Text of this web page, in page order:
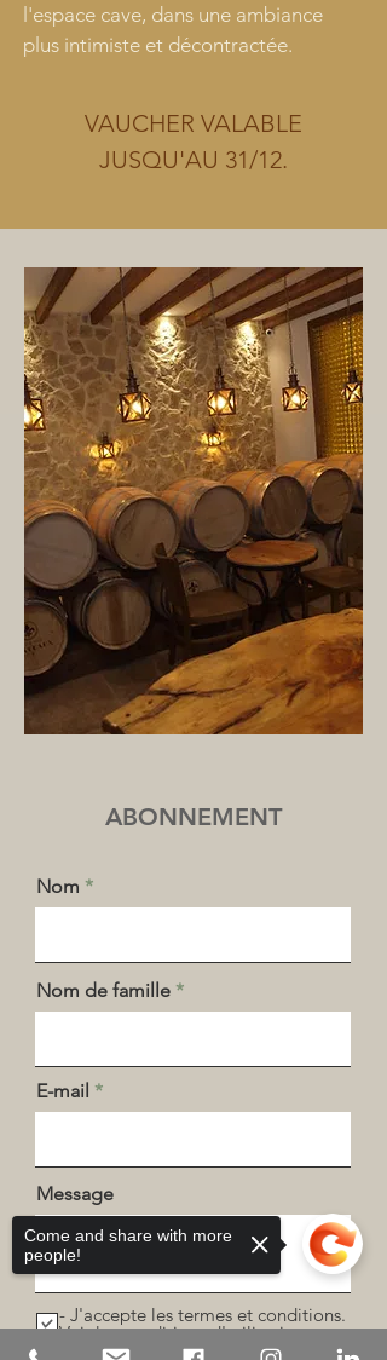
l'espace cave, dans une ambiance
plus intimiste et décontractée.
VAUCHER VALABLE
JUSQU'AU 31/12.
ABONNEMENT
Nom
Nom de famille
E-mail
Message
- J'accepte les termes et conditions.
Voir les conditions d'utilisation
Come and share with more
people!